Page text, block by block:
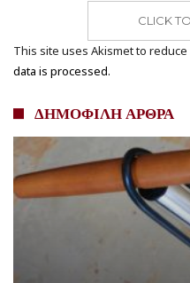
CLICK
This site uses Akismet to reduce
data is processed.
ΔΗΜΟΦΙΛΗ ΑΡΘΡΑ